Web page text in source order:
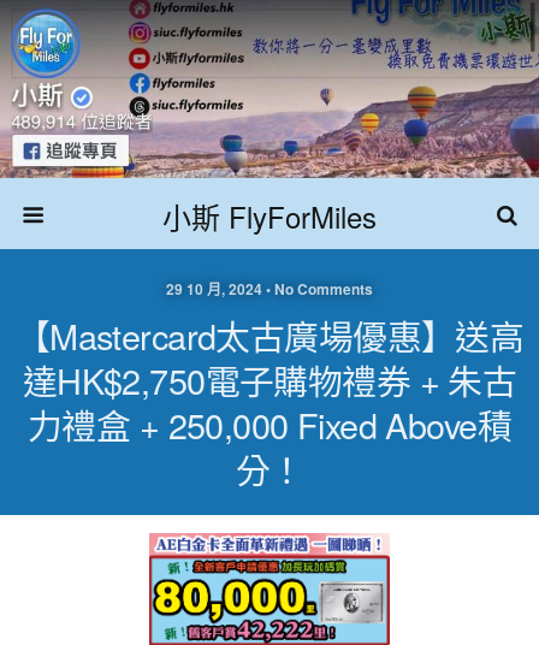
小斯 FlyForMiles
29 10 月, 2024 • No Comments
【Mastercard太古廣場優惠】送高
達HK$2,750電子購物禮券 + 朱古
力禮盒 + 250,000 Fixed Above積
分！